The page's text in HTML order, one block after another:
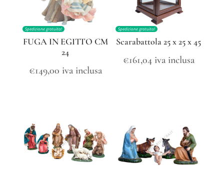
Spedizione gratuita!
FUGA IN EGITTO CM
24
€149,00 iva inclusa
Spedizione gratuita!
Scarabattola 25 x 25 x 45
€161,04 iva inclusa